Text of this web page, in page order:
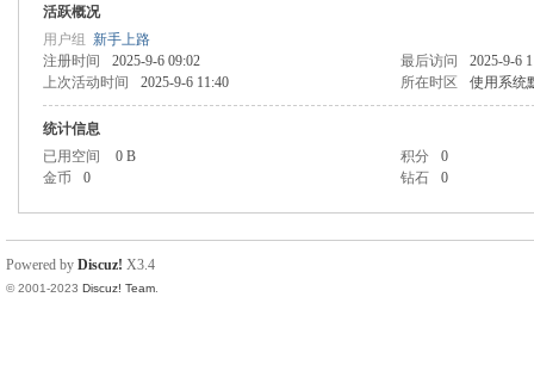
活跃概况
用户组 新手上路
注册时间
2025-9-6 09:02 最后访问
2025-9-6
上次活动时间
2025-9-6 11:40 所在时区 使用系统
统计信息
已用空间
0 B 积分
0
金币
0 钻石 0
Powered by Discuz! X3.4
© 2001-2023 Discuz! Team